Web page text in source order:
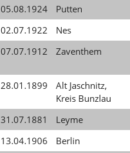
05.08.1924
Putten
02.07.1922
Nes
07.07.1912 Zaventhem
28.01.1899
Alt Jaschnitz,
Kreis Bunzlau
31.07.1881
Leyme
13.04.1906
Berlin